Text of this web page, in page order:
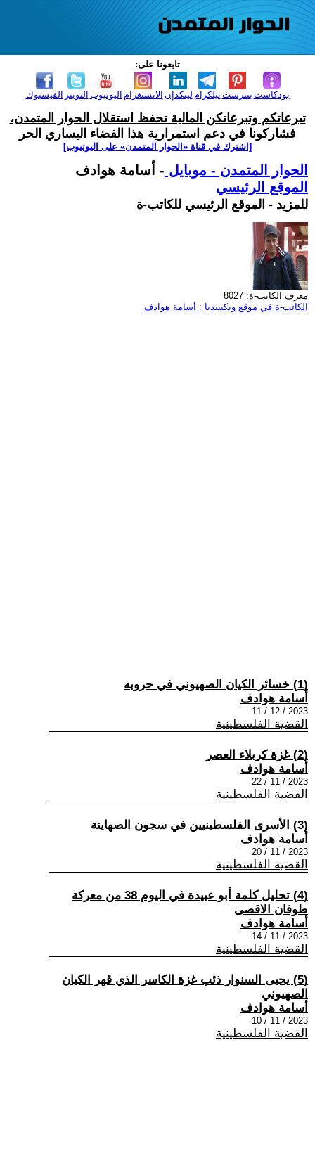
تابعونا على:
الفيسبوك التويتر اليوتيوب الانستغرام لينكدإن تيلكرامبنترست بودكاست
تبرعاتكم وتبرعاتكن المالية تحفظ استقلال الحوار المتمدن،
فشاركونا في دعم استمرارية هذا الفضاء اليساري الحر
[اشترك في قناة ‫«الحوار المتمدن» على اليوتيوب]
الحوار المتمدن - موبايل - أسامة هوادف
الموقع الرئيسي
للمزيد - الموقع الرئيسي للكاتب-ة
معرف الكاتب-ة: 8027
الكاتب-ة في موقع ويكيبيديا : أسامة هوادف
(1) خسائر الكيان الصهيوني في حروبه
أسامة هوادف
2023 / 12 / 11
القضية الفلسطينية
(2) غزة كربلاء العصر
أسامة هوادف
2023 / 11 / 22
القضية الفلسطينية
(3) الأسرى الفلسطينيين في سجون الصهاينة
أسامة هوادف
2023 / 11 / 20
القضية الفلسطينية
(4) تحليل كلمة أبو عبيدة في اليوم 38 من معركة
طوفان الاقصى
أسامة هوادف
2023 / 11 / 14
القضية الفلسطينية
(5) يحيى السنوار ذئب غزة الكاسر الذي قهر الكيان
الصهيوني
أسامة هوادف
2023 / 11 / 10
القضية الفلسطينية